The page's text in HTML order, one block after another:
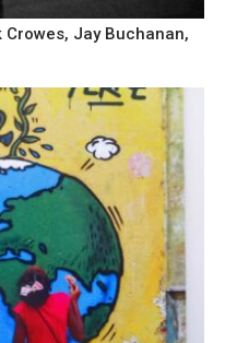
Crowes, Jay Buchanan,